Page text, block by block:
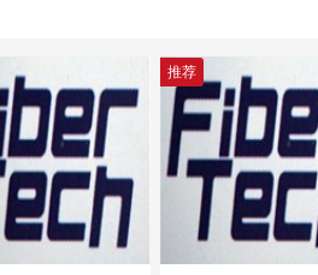
推荐